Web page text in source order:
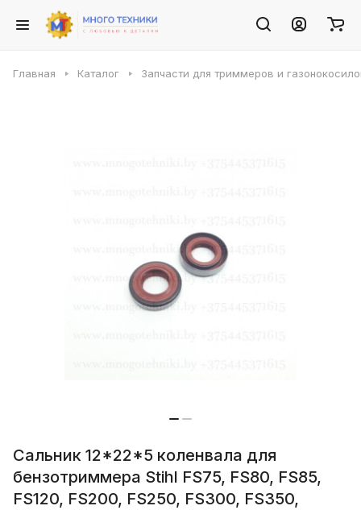
Главная Каталог Запчасти для триммеров и
Сальник 12*22*5 коленвала для
бензотриммера Stihl FS75, FS80, FS85,
FS120, FS200, FS250, FS300, FS350,